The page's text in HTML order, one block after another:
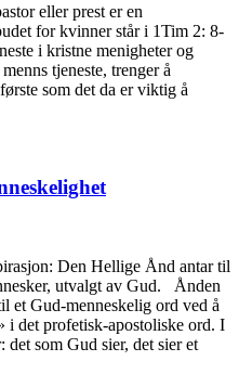
eller prest er en
for kvinner står i 1Tim 2: 8-
i kristne menigheter og
tjeneste, trenger å
som det da er viktig å
Den Hellige Ånd antar til
utvalgt av Gud. Ånden
et Gud-menneskelig ord ved å
i det profetisk-apostoliske ord. I
som Gud sier, det sier et